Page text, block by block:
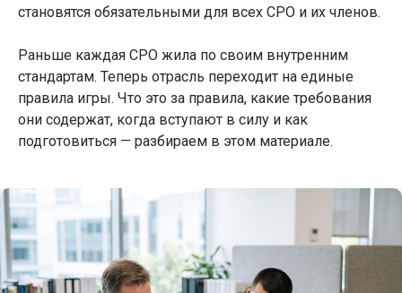
становятся обязательными для всех СРО и их членов.
Раньше каждая СРО жила по своим внутренним
стандартам. Теперь отрасль переходит на единые
правила игры. Что это за правила, какие требования
они содержат, когда вступают в силу и как
подготовиться — разбираем в этом материале.